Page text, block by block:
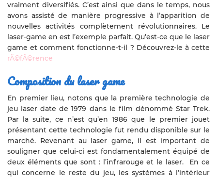
vraiment diversifiés. C’est ainsi que dans le temps, nous
avons assisté de manière progressive à l’apparition de
nouvelles activités complètement révolutionnaires. Le
laser-game en est l’exemple parfait. Qu’est-ce que le laser
game et comment fonctionne-t-il ? Découvrez-le à cette
rÃ©fÃ©rence
Composition du laser game
En premier lieu, notons que la première technologie de
jeu laser date de 1979 dans le film dénommé Star Trek.
Par la suite, ce n’est qu’en 1986 que le premier jouet
présentant cette technologie fut rendu disponible sur le
marché. Revenant au laser game, il est important de
souligner que celui-ci est fondamentalement équipé de
deux éléments que sont : l’infrarouge et le laser. En ce
qui concerne le reste du jeu, les systèmes à l’intérieur